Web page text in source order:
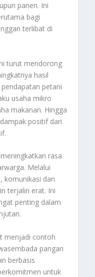
panen. Ini
bagi
terlibat di
turut mendorong
hasil
petani
usaha mikro
makanan. Hingga
positif dari
rasa
Melalui
komunikasi dan
terjalin erat. Ini
penting dalam
menjadi contoh
pangan
berbasis
untuk